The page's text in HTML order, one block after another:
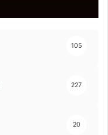
105
227
20